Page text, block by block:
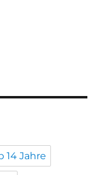
14 Jahre